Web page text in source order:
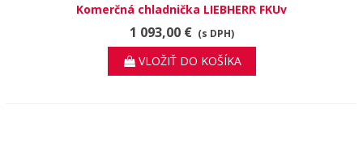
Komerčná chladnička LIEBHERR FKUv
1613
1 093,00 € (s DPH)
VLOŽIŤ DO KOŠÍKA